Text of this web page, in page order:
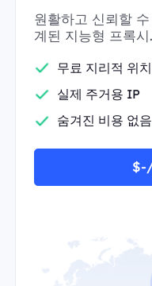
원활하고 신뢰할
계된 지능형 프록시.
무료 지리적 위치
실제 주거용 IP
숨겨진 비용 없음